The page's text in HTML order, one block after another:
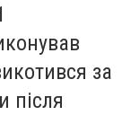
за
після